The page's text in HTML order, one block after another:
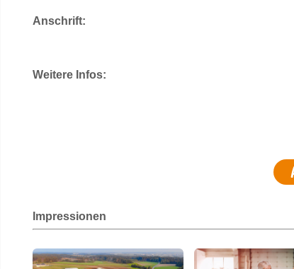
Anschrift:
Weitere Infos:
Impressionen